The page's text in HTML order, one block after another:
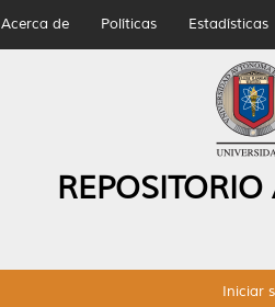
Acerca de Políticas Estadísticas
Iniciar